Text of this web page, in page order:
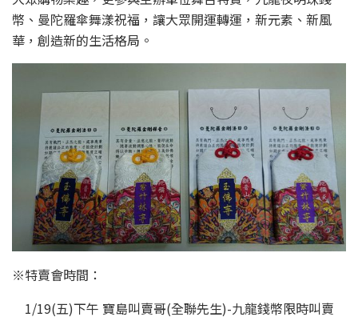
幣、曼陀羅傘舞漾祝福，讓大眾開運轉運，新元素、新風
華，創造新的生活格局。
※特賣會時間：
1/19(五)下午 寶島叫賣哥(全聯先生)-九龍錢幣限時叫賣